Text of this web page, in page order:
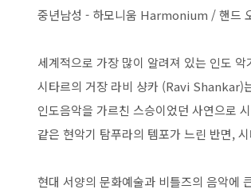
중년남성 - 하모니움 Harmonium / 핸드
세계적으로 가장 많이 알려져 있는 인도
시타르의 거장 라비 샹카 (Ravi Shankar)
인도음악을 가르친 스승이었던 사연으로
같은 현악기 탐푸라의 템포가 느린 반면,
현대 서양의 문화예술과 비틀즈의 음악에